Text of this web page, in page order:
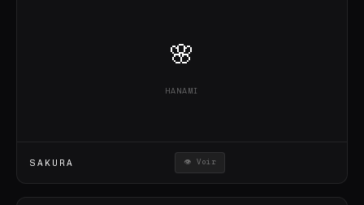
🌸
HANAMI
SAKURA 👁 Voir